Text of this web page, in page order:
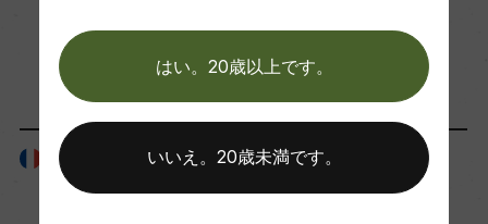
(2020)「デキャンター」 93点/「ラ・レヴュ・
ド・ヴァン・ド・フランス 2023」 94点
Wine Advocate 獲得点
「生産者」が同じ商品
フランス フランス
はい。20歳以上です。
いいえ。20歳未満です。